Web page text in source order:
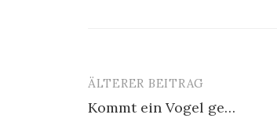
Beitrags-
Navigation
ÄLTERER BEITRAG
Kommt ein Vogel ge…